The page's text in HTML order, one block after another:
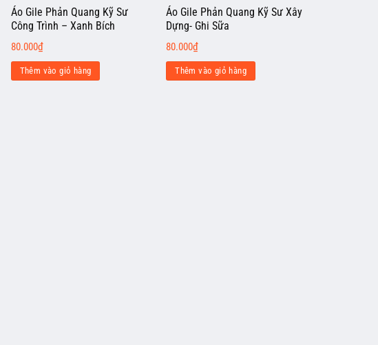
Áo Gile Phản Quang Kỹ Sư
Công Trình – Xanh Bích
80.000₫
Thêm vào giỏ hàng
Áo Gile Phản Quang Kỹ Sư Xây
Dựng- Ghi Sữa
80.000₫
Thêm vào giỏ hàng